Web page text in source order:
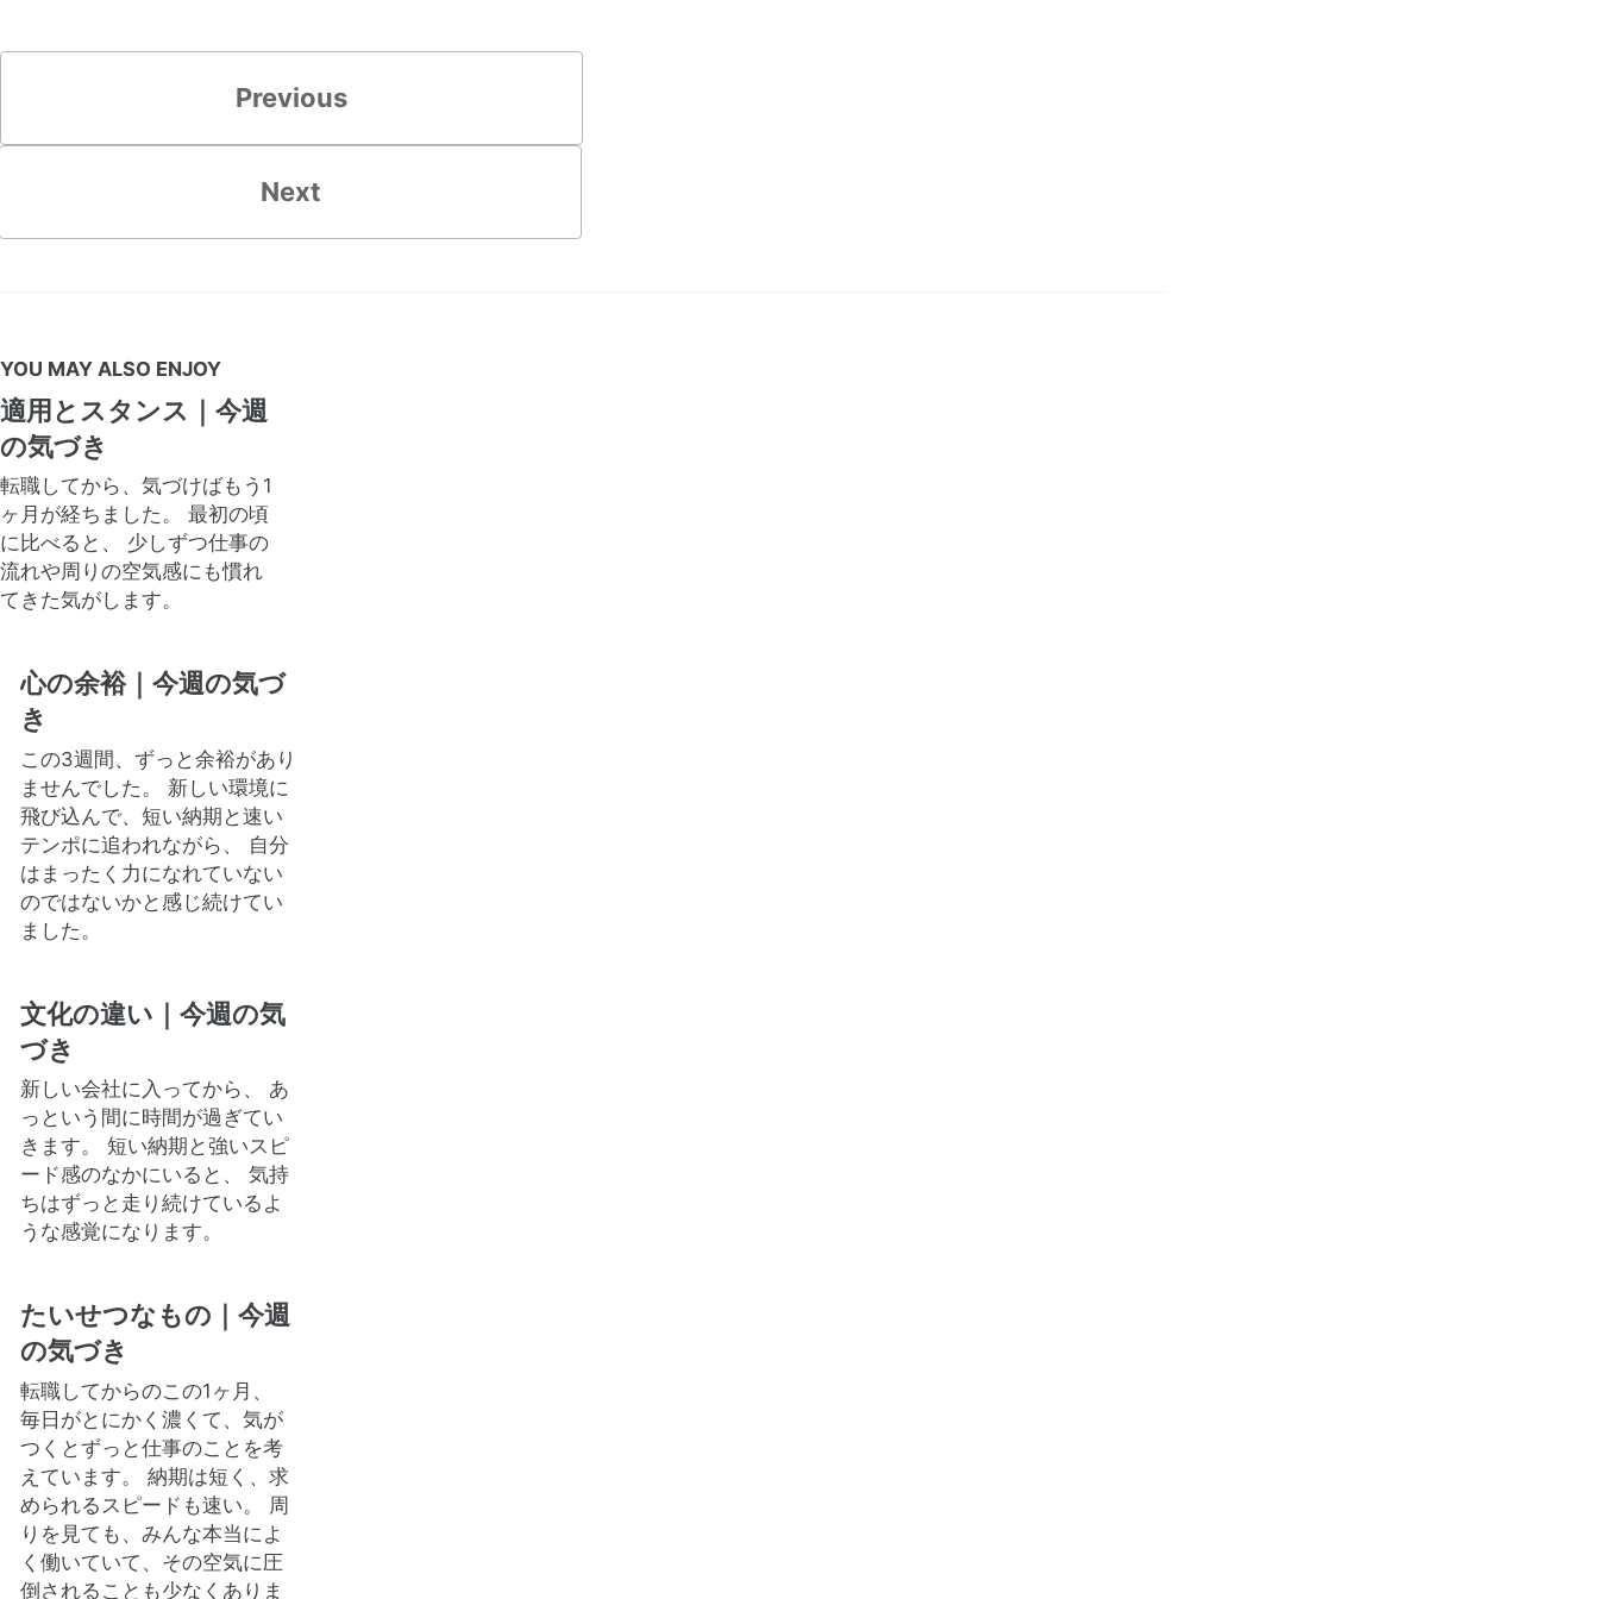
Previous
Next
YOU MAY ALSO ENJOY
適用とスタンス｜今週
の気づき
転職してから、気づけばもう1
ヶ月が経ちました。 最初の頃
に比べると、 少しずつ仕事の
流れや周りの空気感にも慣れ
てきた気がします。
心の余裕｜今週の気づ
き
この3週間、ずっと余裕があり
ませんでした。 新しい環境に
飛び込んで、短い納期と速い
テンポに追われながら、 自分
はまったく力になれていない
のではないかと感じ続けてい
ました。
文化の違い｜今週の気
づき
新しい会社に入ってから、 あ
っという間に時間が過ぎてい
きます。 短い納期と強いスピ
ード感のなかにいると、 気持
ちはずっと走り続けているよ
うな感覚になります。
たいせつなもの｜今週
の気づき
転職してからのこの1ヶ月、
毎日がとにかく濃くて、気が
つくとずっと仕事のことを考
えています。 納期は短く、求
められるスピードも速い。 周
りを見ても、みんな本当によ
く働いていて、その空気に圧
倒されることも少なくありま